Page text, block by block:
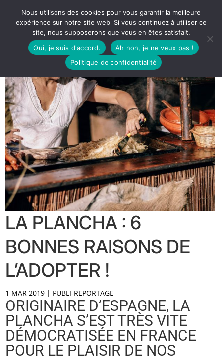
LA PLANCHA : 6
BONNES RAISONS DE
L’ADOPTER !
1 MAR 2019 | PUBLI-REPORTAGE
ORIGINAIRE D’ESPAGNE, LA
PLANCHA S’EST TRÈS VITE
DÉMOCRATISÉE EN FRANCE
POUR LE PLAISIR DE NOS
Nous utilisons des cookies pour vous garantir la meilleure
expérience sur notre site web. Si vous continuez à utiliser ce
site, nous supposerons que vous en êtes satisfait.
Oui, je suis d'accord.
Ah non, je ne veux pas !
Politique de confidentialité